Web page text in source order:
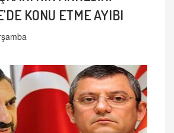
KONU ETME AYIBI